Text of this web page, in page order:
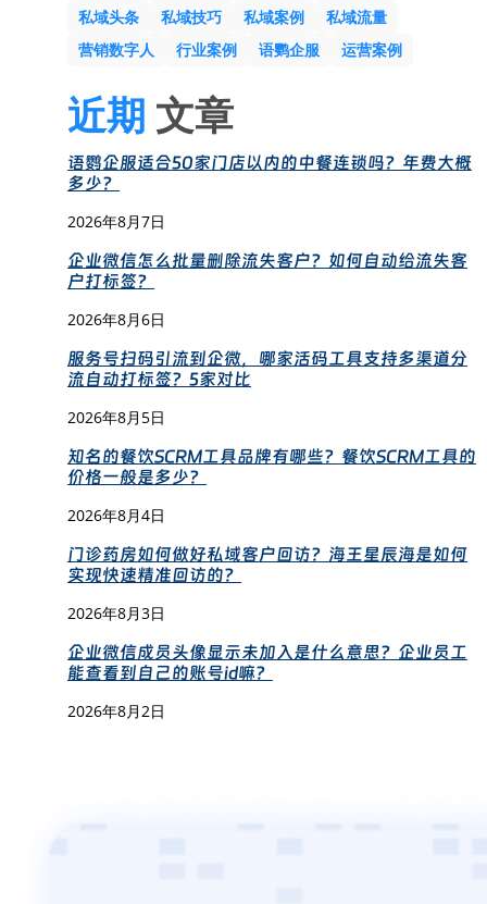
私域头条
私域技巧 私域案例
私域流量
营销数字人
行业案例 语鹦企服 运营案例
近期 文章
语鹦企服适合50家门店以内的中餐连锁吗？年费大概
多少？
2026年8月7日
企业微信怎么批量删除流失客户？如何自动给流失客
户打标签？
2026年8月6日
服务号扫码引流到企微，哪家活码工具支持多渠道分
流自动打标签？5家对比
2026年8月5日
知名的餐饮SCRM工具品牌有哪些？餐饮SCRM工具的
价格一般是多少？
2026年8月4日
门诊药房如何做好私域客户回访？海王星辰海是如何
实现快速精准回访的？
2026年8月3日
企业微信成员头像显示未加入是什么意思？企业员工
能查看到自己的账号id嘛？
2026年8月2日